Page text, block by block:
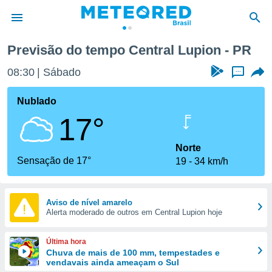
da
fornecidas
a este
das
e
forma
digital
Previsão do tempo Central Lupion - PR
08:30 Sábado ...
Nublado
17°
Sensação de 17°
Norte
19
34 km/h
Aviso de nível amarelo
Alerta moderado de outros em Central Lupion hoje
Última hora
Chuva de mais de 100 mm, tempestades e
vendavais ainda ameaçam o Sul